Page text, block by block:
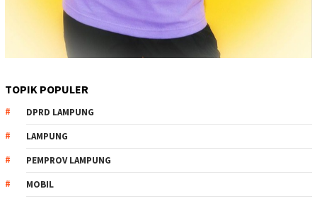
TOPIK POPULER
DPRD LAMPUNG
LAMPUNG
PEMPROV LAMPUNG
MOBIL